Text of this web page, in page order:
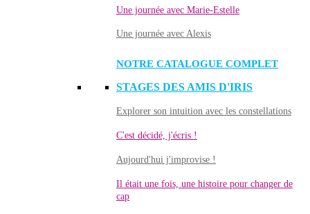
Une journée avec Marie-Estelle
Une journée avec Alexis
NOTRE CATALOGUE COMPLET
STAGES DES AMIS D'IRIS
Explorer son intuition avec les constellations
C'est décidé, j'écris !
Aujourd'hui j'improvise !
Il était une fois, une histoire pour changer de
cap